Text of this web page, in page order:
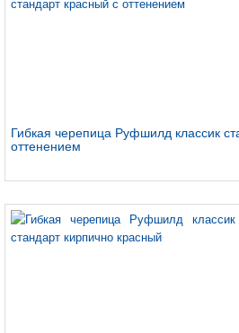
Гибкая черепица Руфшилд классик
оттенением